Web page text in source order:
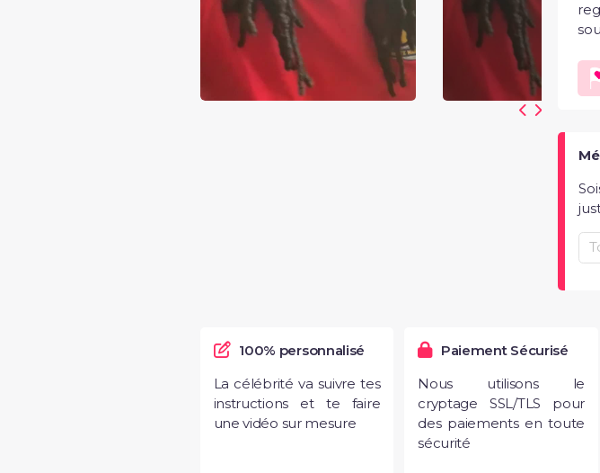
100% personnalisé
La célébrité va suivre tes
instructions et te faire
une vidéo sur mesure
Paiement Sécurisé
Nous utilisons le
cryptage SSL/TLS pour
des paiements en toute
sécurité